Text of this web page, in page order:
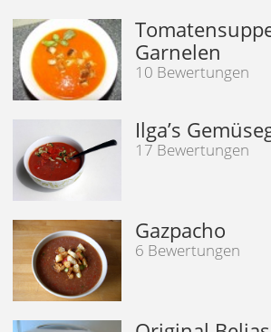
Garnelen
10 Bewertungen
Ilga’s
17 Bewertungen
Gazpacho
6 Bewertungen